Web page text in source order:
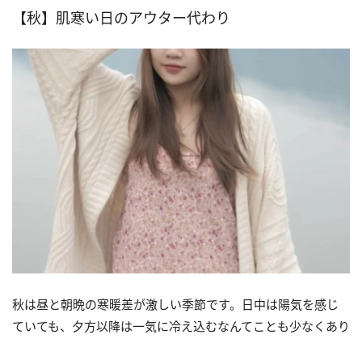
【秋】肌寒い日のアウター代わり
秋は昼と朝晩の寒暖差が激しい季節です。日中は陽気を感じ
ていても、夕方以降は一気に冷え込むなんてことも少なくあり